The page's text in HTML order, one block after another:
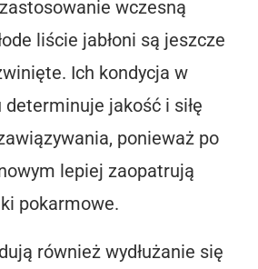
wczesną
liście jabłoni są jeszcze
Ich kondycja w
jakość i siłę
ponieważ po
lepiej zaopatrują
pokarmowe.
również wydłużanie się